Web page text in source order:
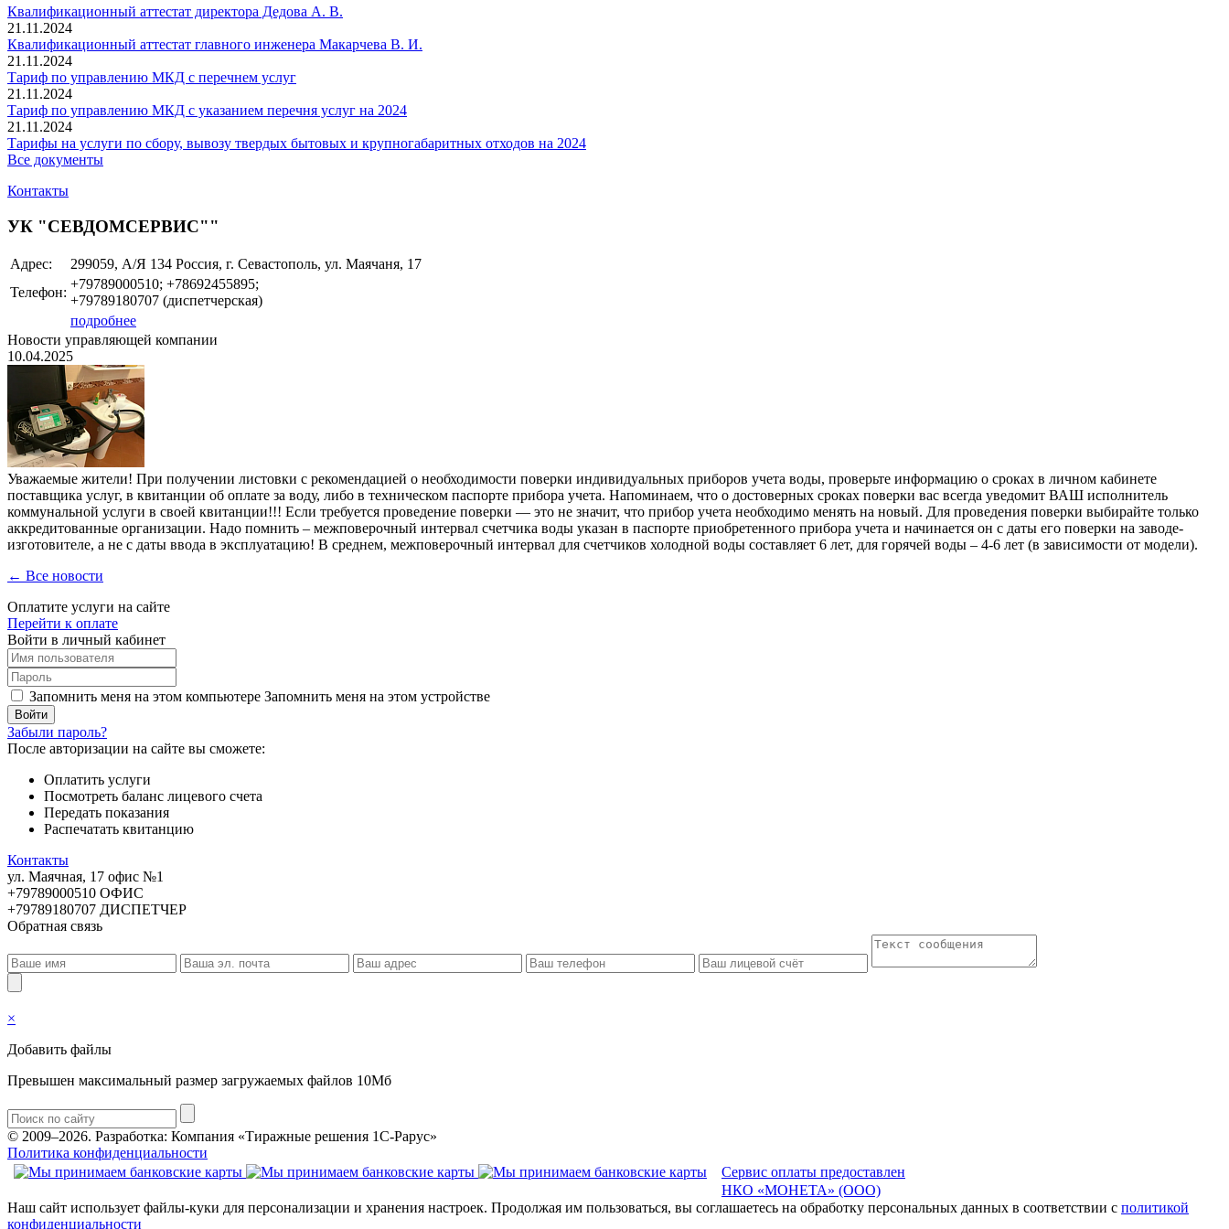
Квалификационный аттестат директора Дедова А. В.
21.11.2024
Квалификационный аттестат главного инженера Макарчева В. И.
21.11.2024
Тариф по управлению МКД с перечнем услуг
21.11.2024
Тариф по управлению МКД с указанием перечня услуг на 2024
21.11.2024
Тарифы на услуги по сбору, вывозу твердых бытовых и крупногабаритных отходов на 2024
Все документы
Контакты
УК "СЕВДОМСЕРВИС""
Адрес:
299059, А/Я 134 Россия, г. Севастополь, ул. Маячаня, 17
Телефон:
+79789000510; +78692455895;
+79789180707 (диспетчерская)
подробнее
Новости управляющей компании
10.04.2025
Уважаемые жители! При получении листовки с рекомендацией о необходимости поверки индивидуальных приборов учета воды, проверьте информацию о сроках в личном кабинете
поставщика услуг, в квитанции об оплате за воду, либо в техническом паспорте прибора учета. Напоминаем, что о достоверных сроках поверки вас всегда уведомит ВАШ исполнитель
коммунальной услуги в своей квитанции!!! Если требуется проведение поверки — это не значит, что прибор учета необходимо менять на новый. Для проведения поверки выбирайте только
аккредитованные организации. Надо помнить – межповерочный интервал счетчика воды указан в паспорте приобретенного прибора учета и начинается он с даты его поверки на заводе-
изготовителе, а не с даты ввода в эксплуатацию! В среднем, межповерочный интервал для счетчиков холодной воды составляет 6 лет, для горячей воды – 4-6 лет (в зависимости от модели).
← Все новости
Оплатите услуги на сайте
Перейти к оплате
Войти в личный кабинет
Запомнить меня на этом компьютере Запомнить меня на этом устройстве
Забыли пароль?
После авторизации на сайте вы сможете:
Оплатить услуги
Посмотреть баланс лицевого счета
Передать показания
Распечатать квитанцию
Контакты
ул. Маячная, 17 офис №1
+79789000510 ОФИС
+79789180707 ДИСПЕТЧЕР
Обратная связь
×
Добавить файлы
Превышен максимальный размер загружаемых файлов 10Мб
© 2009–2026. Разработка: Компания «Тиражные решения 1С-Рарус»
Политика конфиденциальности
Сервис оплаты предоставлен
НКО «МОНЕТА» (ООО)
Наш сайт использует файлы-куки для персонализации и хранения настроек. Продолжая им пользоваться, вы соглашаетесь на обработку персональных данных в соответствии с политикой
конфиденциальности